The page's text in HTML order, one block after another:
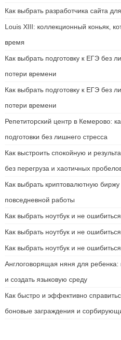
Как выбрать разработчика сайта
Louis XIII: коллекционный коньяк,
время
Как выбрать подготовку к ЕГЭ без
потери времени
Как выбрать подготовку к ЕГЭ без
потери времени
Репетиторский центр в Кемерово:
подготовки без лишнего стресса
Как выстроить спокойную и
без перегруза и хаотичных
Как выбрать криптовалютную
повседневной работы
Как выбрать ноутбук и не
Как выбрать ноутбук и не
Как выбрать ноутбук и не
Англоговорящая няня для ребенка:
и создать языковую среду
Как быстро и эффективно
боновые заграждения и